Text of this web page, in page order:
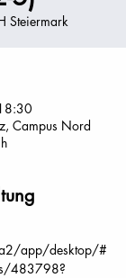
Steiermark
Campus Nord
app/desktop/#
483798?